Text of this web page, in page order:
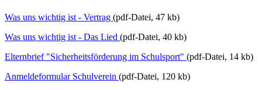
Was uns wichtig ist - Vertrag (pdf-Datei, 47 kb)
Was uns wichtig ist - Das Lied (pdf-Datei, 40 kb)
Elternbrief "Sicherheitsförderung im Schulsport" (pdf-Datei, 14 kb)
Anmeldeformular Schulverein (pdf-Datei, 120 kb)